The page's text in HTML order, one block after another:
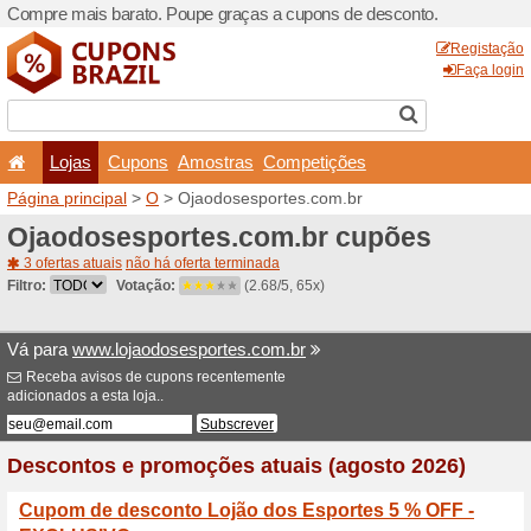
Compre mais barato.
Lojas Cupons
Página principal>O>